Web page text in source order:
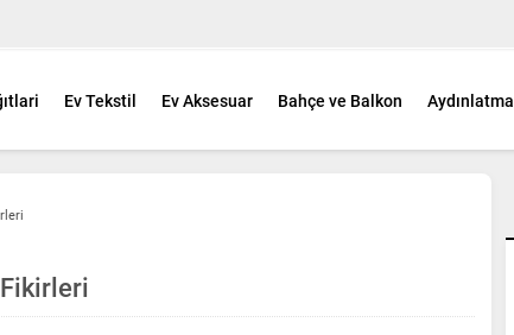
Ev Tekstil Ev Aksesuar Bahçe ve Balkon Aydınlatma